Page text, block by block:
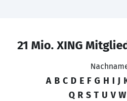
21 Mio. XING
A B C D E F G H I J
Q R S T U V W